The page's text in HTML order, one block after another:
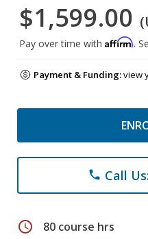
$1,599.00
Pay over time with Affirm.
Payment & Funding:view
phone Call
schedule 80 course hrs